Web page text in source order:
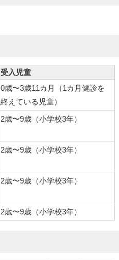
受入児童
0歳〜3歳11カ月（1カ月健診を
終えている児童）
2歳〜9歳（小学校3年）
2歳〜9歳（小学校3年）
2歳〜9歳（小学校3年）
2歳〜9歳（小学校3年）